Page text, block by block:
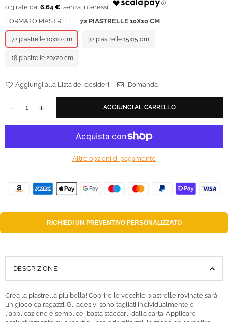
6,64 €
FORMATO PIASTRELLE: 72 PIASTRELLE 10X10 CM
72 piastrelle 10x10 cm 32 piastrelle 15x15 cm
18 piastrelle 20x20 cm
Aggiungi alla Lista dei desideri Domanda
AGGIUNGI AL CARRELLO
Altre opzioni di pagamento
RICHIEDI UN PREVENTIVO PERSONALIZZATO
DESCRIZIONE
Crea la piastrella più bella! Coprire le vecchie piastrelle rovinate sarà
un gioco da ragazzi. Gli adesivi sono tagliati individualmente e
l'applicazione è semplice, basta staccarli dalla carta. Applicare